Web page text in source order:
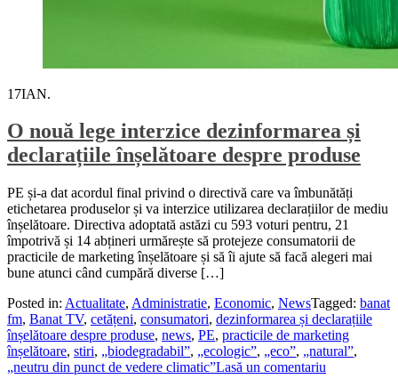
17IAN.
O nouă lege interzice dezinformarea și
declarațiile înșelătoare despre produse
PE și-a dat acordul final privind o directivă care va îmbunătăți
etichetarea produselor și va interzice utilizarea declarațiilor de mediu
înșelătoare. Directiva adoptată astăzi cu 593 voturi pentru, 21
împotrivă și 14 abțineri urmărește să protejeze consumatorii de
practicile de marketing înșelătoare și să îi ajute să facă alegeri mai
bune atunci când cumpără diverse […]
Posted in: Actualitate, Administratie, Economic, NewsTagged: banat
fm, Banat TV, cetățeni, consumatori, dezinformarea și declarațiile
înșelătoare despre produse, news, PE, practicile de marketing
înșelătoare, stiri, „biodegradabil”, „ecologic”, „eco”, „natural”,
„neutru din punct de vedere climatic”Lasă un comentariu